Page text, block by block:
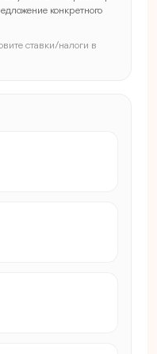
конкретного
ставки/налоги в